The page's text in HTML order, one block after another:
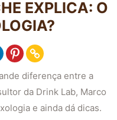
EXPLICA: O
diferença entre a
da Drink Lab, Marco
e ainda dá dicas.